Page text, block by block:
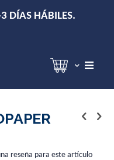
DÍAS HÁBILES.
reseña para este artículo